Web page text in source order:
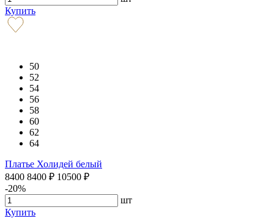
Купить
50
52
54
56
58
60
62
64
Платье Холидей белый
8400 8400 ₽ 10500 ₽
-20%
шт
Купить